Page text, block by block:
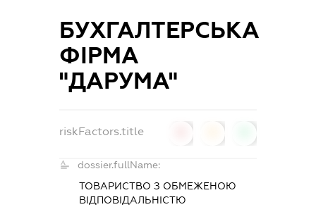
БУХГАЛТЕРСЬКА
ФІРМА
"ДАРУМА"
riskFactors.title
dossier.fullName:
ТОВАРИСТВО З ОБМЕЖЕНОЮ
ВІДПОВІДАЛЬНІСТЮ